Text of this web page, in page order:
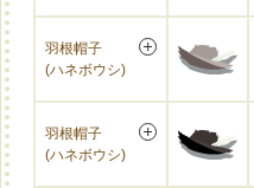
羽根帽子
(ハネボウシ)
羽根帽子
(ハネボウシ)